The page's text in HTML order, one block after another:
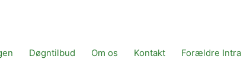
Døgntilbud Om os Kontakt Forældre Intra